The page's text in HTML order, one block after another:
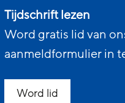
Tijdschrift lezen
Word gratis lid van
aanmeldformulier in
Word lid